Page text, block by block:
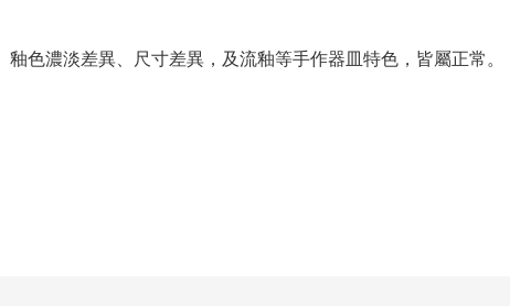
色濃淡差異、尺寸差異，及流釉等手作器皿特色，皆屬正常。